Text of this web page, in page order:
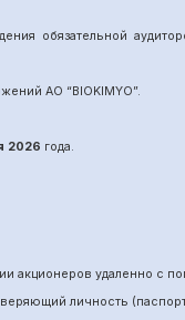
обязательной
АО “BIOKIMYO”.
2026 года.
акционеров удаленно с
личность